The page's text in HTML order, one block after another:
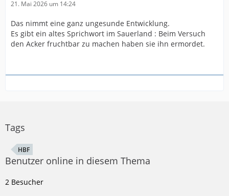
21. Mai 2026 um 14:24
Das nimmt eine ganz ungesunde Entwicklung.
Es gibt ein altes Sprichwort im Sauerland : Beim Versuch
den Acker fruchtbar zu machen haben sie ihn ermordet.
Tags
HBF
Benutzer online in diesem Thema
2 Besucher